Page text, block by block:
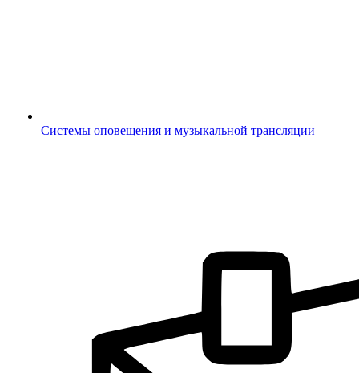
Системы оповещения и музыкальной трансляции